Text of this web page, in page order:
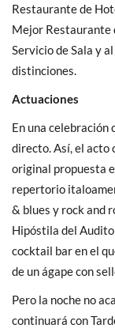
Restaurante de
Mejor Restaurante
Servicio de Sala y
distinciones.
Actuaciones
En una celebración
directo. Así, el acto
original propuesta
repertorio
& blues y rock and
Hipóstila del
cocktail bar en el
de un ágape con
Pero la noche no
continuará con